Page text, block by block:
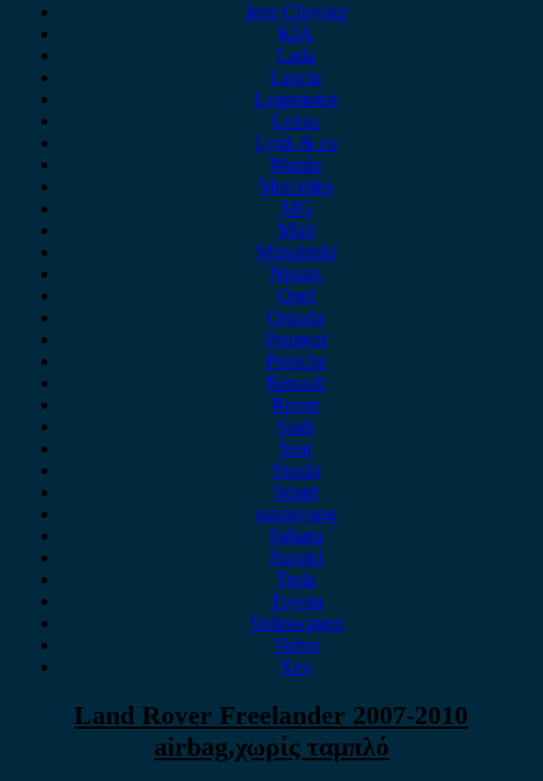
Jeep Chrysler
KIA
Lada
Lancia
Leapmotor
Lexus
Lynk & co
Mazda
Mercedes
MG
Mini
Mitsubishi
Nissan
Opel
Omoda
Peugeot
Porsche
Renault
Rover
Saab
Seat
Skoda
Smart
ssangyong
Subaru
Suzuki
Tesla
Toyota
Volkswagen
Volvo
Xev
Land Rover Freelander 2007-2010
airbag,χωρίς ταμπλό